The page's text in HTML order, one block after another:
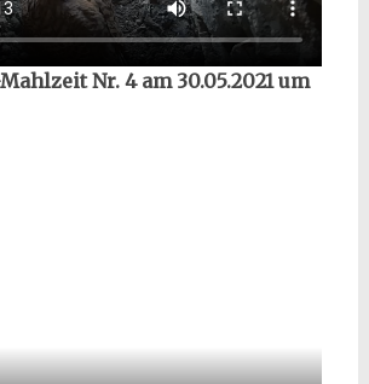
Nr. 4 am 30.05.2021 um